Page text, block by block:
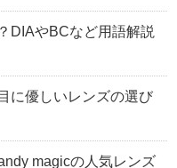
DIAやBCなど用語解説
に優しいレンズの選び
magicの人気レンズ